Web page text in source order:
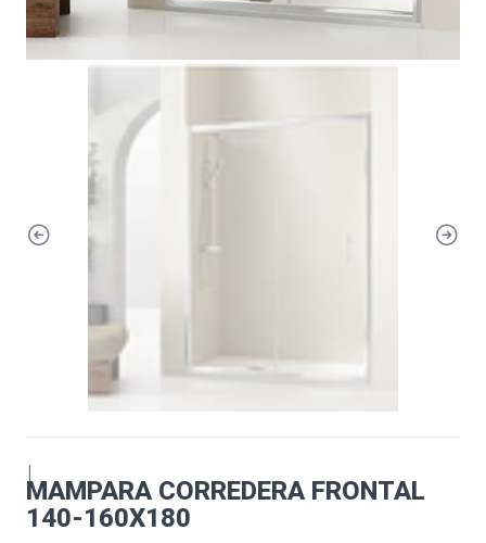
|
MAMPARA CORREDERA FRONTAL
140-160X180